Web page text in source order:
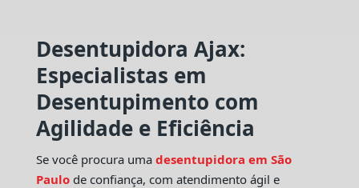
Desentupidora Ajax:
Especialistas em
Desentupimento com
Agilidade e Eficiência
Se você procura uma desentupidora em São
Paulo de confiança, com atendimento ágil e